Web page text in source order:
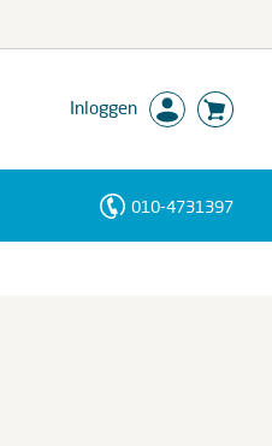
Inloggen
010-4731397